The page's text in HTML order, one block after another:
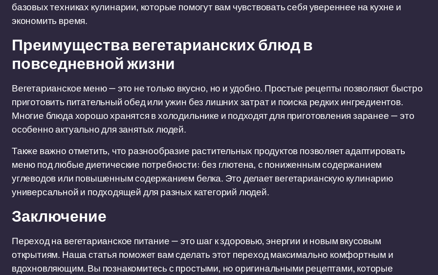
базовых техниках кулинарии, которые помогут вам чувствовать себя увереннее на кухне и
экономить время.
Преимущества вегетарианских блюд в
повседневной жизни
Вегетарианское меню — это не только вкусно, но и удобно. Простые рецепты позволяют быстро
приготовить питательный обед или ужин без лишних затрат и поиска редких ингредиентов.
Многие блюда хорошо хранятся в холодильнике и подходят для приготовления заранее — это
особенно актуально для занятых людей.
Также важно отметить, что разнообразие растительных продуктов позволяет адаптировать
меню под любые диетические потребности: без глютена, с пониженным содержанием
углеводов или повышенным содержанием белка. Это делает вегетарианскую кулинарию
универсальной и подходящей для разных категорий людей.
Заключение
Переход на вегетарианское питание — это шаг к здоровью, энергии и новым вкусовым
открытиям. Наша статья поможет вам сделать этот переход максимально комфортным и
вдохновляющим. Вы познакомитесь с простыми, но оригинальными рецептами, которые